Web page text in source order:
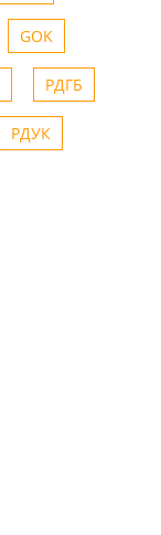
GOK
РДГБ
РДУК